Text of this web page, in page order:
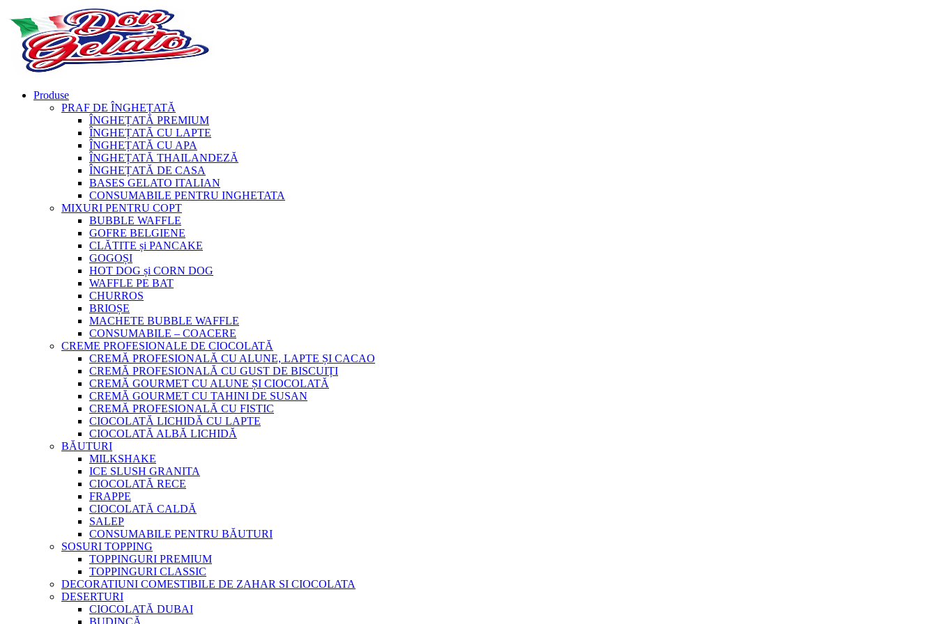
Produse
PRAF DE ÎNGHEȚATĂ
ÎNGHEȚATĂ PREMIUM
ÎNGHEȚATĂ CU LAPTE
ÎNGHEȚATĂ CU APA
ÎNGHEȚATĂ THAILANDEZĂ
ÎNGHEȚATĂ DE CASA
BASES GELATO ITALIAN
CONSUMABILE PENTRU INGHETATA
MIXURI PENTRU COPT
BUBBLE WAFFLE
GOFRE BELGIENE
CLĂTITE și PANCAKE
GOGOȘI
HOT DOG și CORN DOG
WAFFLE PE BAT
CHURROS
BRIOȘE
MACHETE BUBBLE WAFFLE
CONSUMABILE – COACERE
CREME PROFESIONALE DE CIOCOLATĂ
CREMĂ PROFESIONALĂ CU ALUNE, LAPTE ȘI CACAO
CREMĂ PROFESIONALĂ CU GUST DE BISCUIȚI
CREMĂ GOURMET CU ALUNE ȘI CIOCOLATĂ
CREMĂ GOURMET CU TAHINI DE SUSAN
CREMĂ PROFESIONALĂ CU FISTIC
CIOCOLATĂ LICHIDĂ CU LAPTE
CIOCOLATĂ ALBĂ LICHIDĂ
BĂUTURI
MILKSHAKE
ICE SLUSH GRANITA
CIOCOLATĂ RECE
FRAPPE
CIOCOLATĂ CALDĂ
SALEP
CONSUMABILE PENTRU BĂUTURI
SOSURI TOPPING
TOPPINGURI PREMIUM
TOPPINGURI CLASSIC
DECORATIUNI COMESTIBILE DE ZAHAR SI CIOCOLATA
DESERTURI
CIOCOLATĂ DUBAI
BUDINCĂ